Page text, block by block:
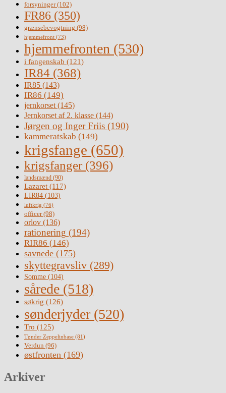
forsyninger(102)
FR86 (350)
grænsebevogtning (98)
hjemmefront (73)
hjemmefronten (530)
i fangenskab (121)
IR84 (368)
IR85 (143)
IR86 (149)
jernkorset(145)
Jernkorset af 2. klasse (144)
Jørgen og Inger Friis (190)
kammeratskab (149)
krigsfange (650)
krigsfanger (396)
landsmænd (90)
Lazaret (117)
LIR84 (103)
luftkrig (76)
officer(98)
orlov (136)
rationering (194)
RIR86 (146)
savnede (175)
skyttegravsliv (289)
Somme (104)
sårede (518)
søkrig (126)
sønderjyder (520)
Tro (125)
Tønder Zeppelinbase (81)
Verdun (96)
østfronten (169)
Arkiver